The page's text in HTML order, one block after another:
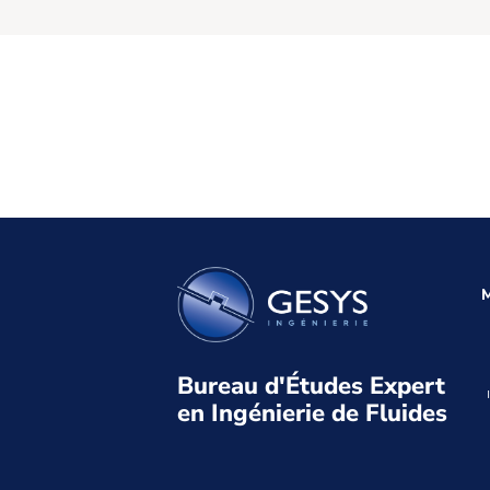
Bureau d'Études Expert
en Ingénierie de Fluides